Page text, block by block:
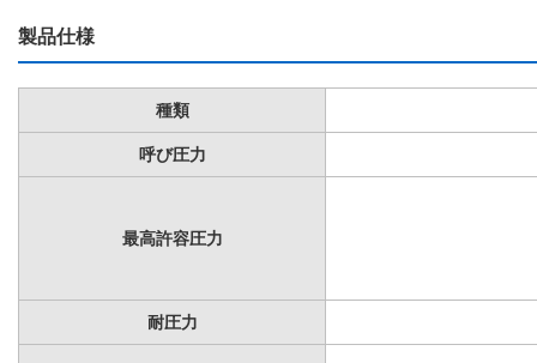
製品仕様
種類
呼び圧力
最高許容圧力
耐圧力